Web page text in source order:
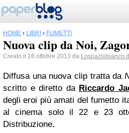
HOME › LIBRI › FUMETTI
Nuova clip da Noi,
Creato il 18 ottobre 2013 da Lospaziobianco.it
Diffusa una nuova clip tratta da
scritto e diretto da Riccardo
degli eroi più amati del fumetto
al cinema solo il 22 e 23
Distribuzione.